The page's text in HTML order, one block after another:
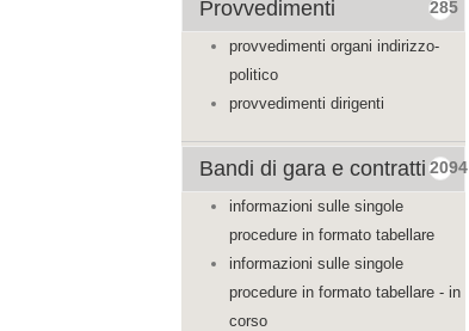
285
Provvedimenti
provvedimenti organi indirizzo-
politico
provvedimenti dirigenti
2094
Bandi di gara e contratti
informazioni sulle singole
procedure in formato tabellare
informazioni sulle singole
procedure in formato tabellare - in
corso